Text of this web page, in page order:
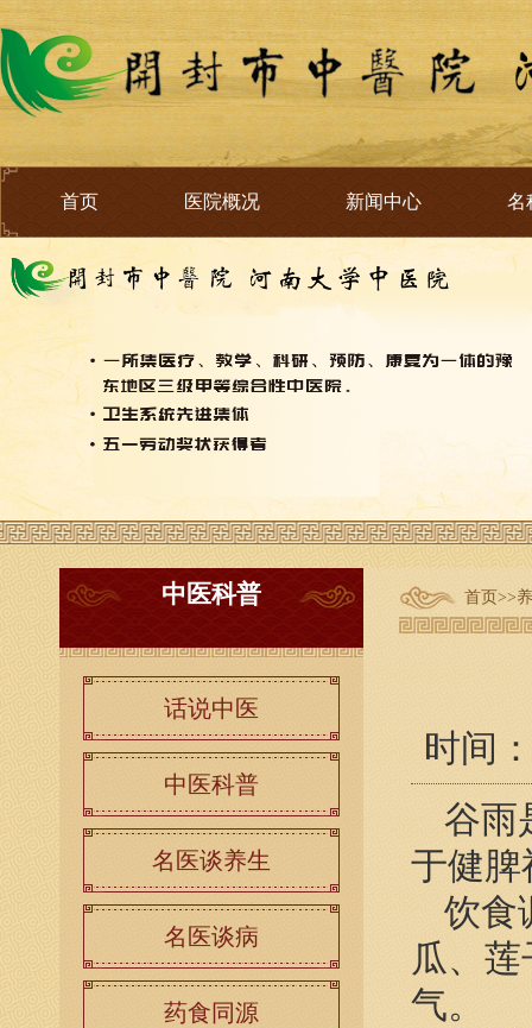
首页 医院概况 新闻中心 名
首页>>
时间
谷雨
于健脾
饮食
瓜、
气。
中医科普
话说中医
中医科普
名医谈养生
名医谈病
药食同源